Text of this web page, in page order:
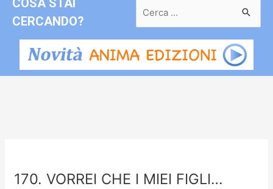
COSA STAI
CERCANDO?
per:
170. VORREI CHE I MIEI FIGLI…